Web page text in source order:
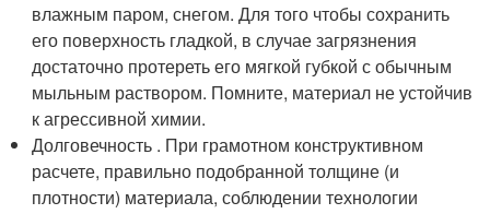
влажным паром, снегом. Для того чтобы сохранить
его поверхность гладкой, в случае загрязнения
достаточно протереть его мягкой губкой с обычным
мыльным раствором. Помните, материал не устойчив
к агрессивной химии.
Долговечность . При грамотном конструктивном
расчете, правильно подобранной толщине (и
плотности) материала, соблюдении технологии